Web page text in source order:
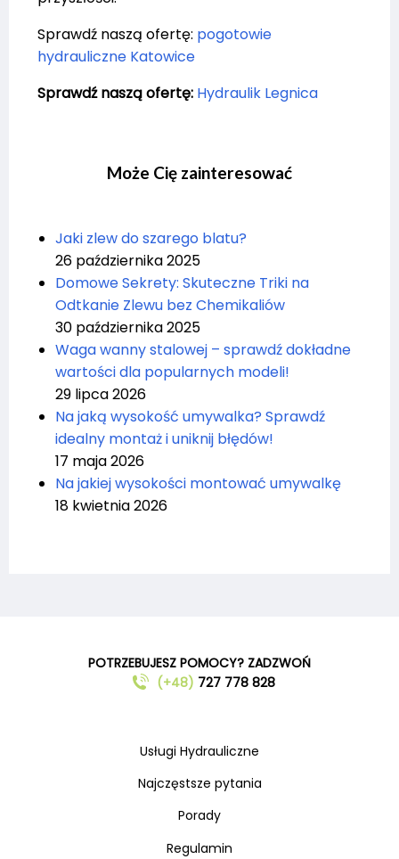
Sprawdź naszą ofertę: pogotowie
hydrauliczne Katowice
Sprawdź naszą ofertę: Hydraulik Legnica
Może Cię zainteresować
Jaki zlew do szarego blatu?
26 października 2025
Domowe Sekrety: Skuteczne Triki na
Odtkanie Zlewu bez Chemikaliów
30 października 2025
Waga wanny stalowej – sprawdź dokładne
wartości dla popularnych modeli!
29 lipca 2026
Na jaką wysokość umywalka? Sprawdź
idealny montaż i uniknij błędów!
17 maja 2026
Na jakiej wysokości montować umywalkę
18 kwietnia 2026
POTRZEBUJESZ POMOCY? ZADZWOŃ
(+48) 727 778 828
Usługi Hydrauliczne
Najczęstsze pytania
Porady
Regulamin